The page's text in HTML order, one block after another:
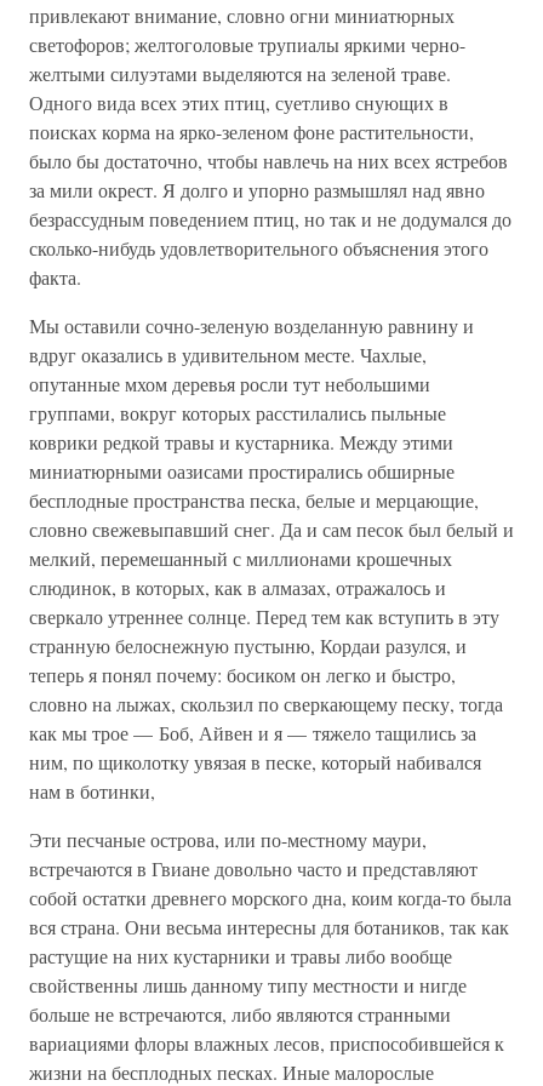
привлекают внимание, словно огни миниатюрных
светофоров; желтоголовые трупиалы яркими черно-
желтыми силуэтами выделяются на зеленой траве.
Одного вида всех этих птиц, суетливо снующих в
поисках корма на ярко-зеленом фоне растительности,
было бы достаточно, чтобы навлечь на них всех ястребов
за мили окрест. Я долго и упорно размышлял над явно
безрассудным поведением птиц, но так и не додумался до
сколько-нибудь удовлетворительного объяснения этого
факта.
Мы оставили сочно-зеленую возделанную равнину и
вдруг оказались в удивительном месте. Чахлые,
опутанные мхом деревья росли тут небольшими
группами, вокруг которых расстилались пыльные
коврики редкой травы и кустарника. Между этими
миниатюрными оазисами простирались обширные
бесплодные пространства песка, белые и мерцающие,
словно свежевыпавший снег. Да и сам песок был белый и
мелкий, перемешанный с миллионами крошечных
слюдинок, в которых, как в алмазах, отражалось и
сверкало утреннее солнце. Перед тем как вступить в эту
странную белоснежную пустыню, Кордаи разулся, и
теперь я понял почему: босиком он легко и быстро,
словно на лыжах, скользил по сверкающему песку, тогда
как мы трое — Боб, Айвен и я — тяжело тащились за
ним, по щиколотку увязая в песке, который набивался
нам в ботинки,
Эти песчаные острова, или по-местному маури,
встречаются в Гвиане довольно часто и представляют
собой остатки древнего морского дна, коим когда-то была
вся страна. Они весьма интересны для ботаников, так как
растущие на них кустарники и травы либо вообще
свойственны лишь данному типу местности и нигде
больше не встречаются, либо являются странными
вариациями флоры влажных лесов, приспособившейся к
жизни на бесплодных песках. Иные малорослые